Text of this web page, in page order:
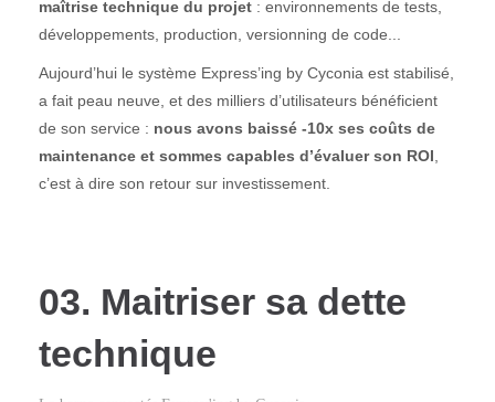
maîtrise technique du projet : environnements de tests,
développements, production, versionning de code...
Aujourd’hui le système Express’ing by Cyconia est stabilisé,
a fait peau neuve, et des milliers d’utilisateurs bénéficient
de son service : nous avons baissé -10x ses coûts de
maintenance et sommes capables d’évaluer son ROI
c’est à dire son retour sur investissement.
03. Maitriser sa dette
technique